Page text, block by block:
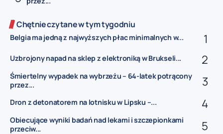
Chętnie czytane w tym tygodniu
Belgia ma jedną z najwyższych płac minimalnych w...
Uzbrojony napad na sklep z elektroniką w Brukseli...
Śmiertelny wypadek na wybrzeżu – 64-latek potrącony
przez...
Dron z detonatorem na lotnisku w Lipsku –...
Obiecujące wyniki badań nad lekami i szczepionkami
przeciw...